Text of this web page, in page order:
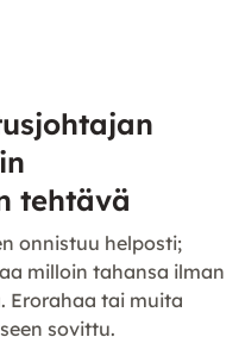
tehtävä
onnistuu helposti;
milloin tahansa ilman
Erorahaa tai muita
sovittu.